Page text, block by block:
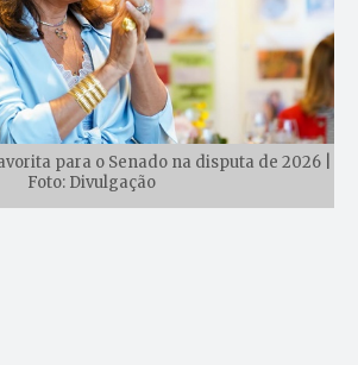
para o Senado na disputa de 2026 |
Foto: Divulgação